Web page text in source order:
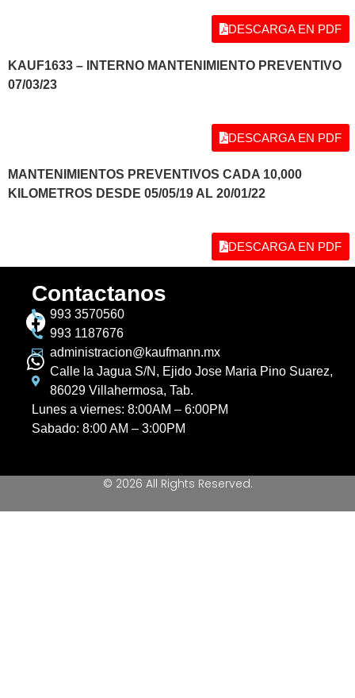
DESCARGA EN PDF
KAUF1633 – INTERNO MANTENIMIENTO PREVENTIVO
07/03/23
DESCARGA EN PDF
MANTENIMIENTOS PREVENTIVOS CADA 10,000
KILOMETROS DESDE 05/05/19 AL 20/01/22
DESCARGA EN PDF
Contactanos
993 3570560
993 1187676
administracion@kaufmann.mx
Calle la Jagua S/N, Ejido Jose Maria Pino Suarez,
86029 Villahermosa, Tab.
Lunes a viernes: 8:00AM – 6:00PM
Sabado: 8:00 AM – 3:00PM
© 2026 All Rights Reserved.